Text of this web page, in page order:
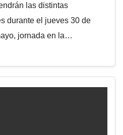
las distintas
durante el jueves 30 de
jornada en la…